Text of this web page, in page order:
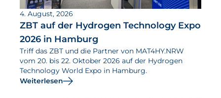
4. August, 2026
ZBT auf der Hydrogen Technology Expo
2026 in Hamburg
Triff das ZBT und die Partner von MAT4HY.NRW
vom 20. bis 22. Oktober 2026 auf der Hydrogen
Technology World Expo in Hamburg.
Weiterlesen